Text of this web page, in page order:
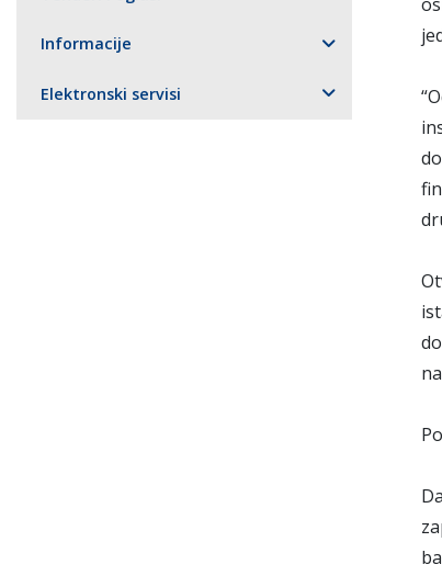
Informacije
Elektronski servisi